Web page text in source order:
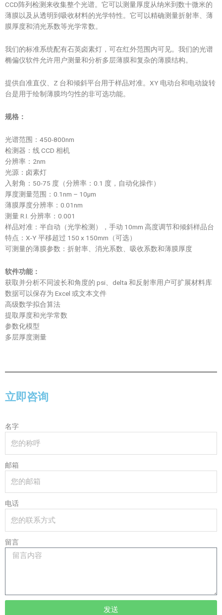
CCD阵列检测来收集整个光谱。它可以测量厚度从纳米到数十微米的
薄膜以及从透明到吸收材料的光学特性。它可以精确测量折射率、薄
膜厚度和消光系数等光学常数。
我们的标准系统配有石英卤素灯，可在红外范围内可见。我们的光谱
椭偏仪软件允许用户测量和分析多层薄膜和复杂的薄膜结构。
提供自准直仪、Z 台和倾斜平台用于样品对准。XY 电动台和电动旋转
台是用于绘制薄膜均匀性的非可选功能。
规格：
光谱范围：450-800nm
检测器：线 CCD 相机
分辨率：2nm
光源：卤素灯
入射角：50-75 度（分辨率：0.1 度，自动化操作）
厚度测量范围：0.1nm – 10µm
薄膜厚度分辨率：0.01nm
测量 R.I. 分辨率：0.001
样品对准：半自动（光学检测），手动 10mm 高度调节和倾斜样品台
特点：X-Y 平移超过 150 x 150mm（可选）
可测量的薄膜参数：折射率、消光系数、吸收系数和薄膜厚度
软件功能：
获取并分析不同波长和角度的 psi、delta 和反射率用户可扩展材料库
数据可以保存为 Excel 或文本文件
高级数学拟合算法
提取厚度和光学常数
参数化模型
多层厚度测量
立即咨询
名字
邮箱
电话
留言
发送